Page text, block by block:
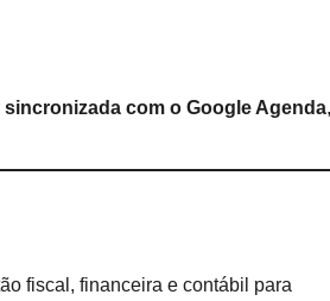
sincronizada com o Google Agenda,
fiscal, financeira e contábil para